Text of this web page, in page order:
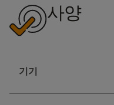
사양
기기